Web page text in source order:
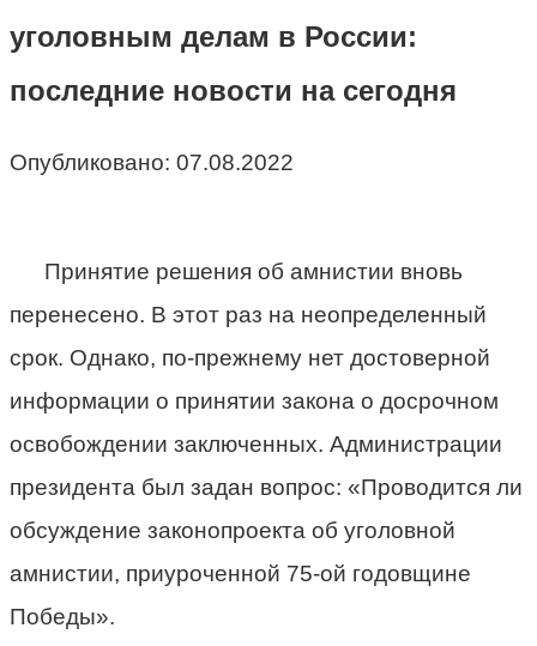
уголовным делам в России:
последние новости на сегодня
Опубликовано: 07.08.2022
Принятие решения об амнистии вновь
перенесено. В этот раз на неопределенный
срок. Однако, по-прежнему нет достоверной
информации о принятии закона о досрочном
освобождении заключенных. Администрации
президента был задан вопрос: «Проводится ли
обсуждение законопроекта об уголовной
амнистии, приуроченной 75-ой годовщине
Победы».